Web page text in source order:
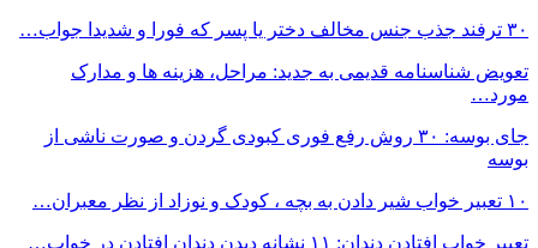
۳۰ ترفند جذب جنس مخالف دختر یا پسر که فورا و شدیدا جواب…
تعویض شناسنامه قدیمی به جدید: مراحل، هزینه ها و مدارک
مورد…
جای بوسه: ۳۰ روش رفع فوری کبودی گردن و صورت ناشی از
بوسه
۱۰ تعبیر خواب شیر دادن به بچه ، کودک و نوزاد از نظر معبران…
تعبیر خواب افتادن دندان: ۱۱ نشانه دیدن دندان افتادن در خواب…